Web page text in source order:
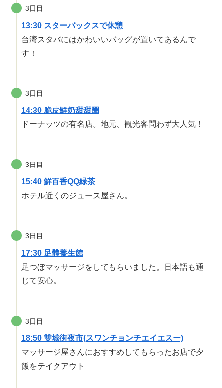
3日目
13:30 スターバックスで休憩
台湾スタバにはかわいいバッグが置いてあるんで
す！
3日目
14:30 脆皮鮮奶甜甜圈
ドーナッツの有名店。地元、観光客問わず大人気！
3日目
15:40 鮮百香QQ緑茶
ホテル近くのジュース屋さん。
3日目
17:30 足體養生館
足つぼマッサージをしてもらいました。日本語も通
じて安心。
3日目
18:50 雙城街夜市(スワンチョンチエイエスー)
マッサージ屋さんにおすすめしてもらったお店で夕
飯をテイクアウト